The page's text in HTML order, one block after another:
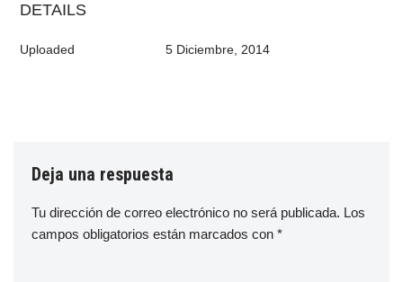
DETAILS
Uploaded 5 Diciembre, 2014
Deja una respuesta
Tu dirección de correo electrónico no será publicada. Los
campos obligatorios están marcados con *